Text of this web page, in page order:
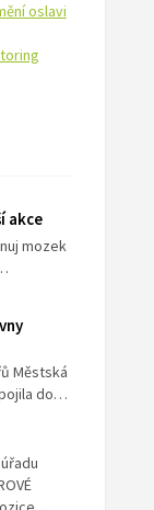
oslavi
akce
mozek
Městská
do…